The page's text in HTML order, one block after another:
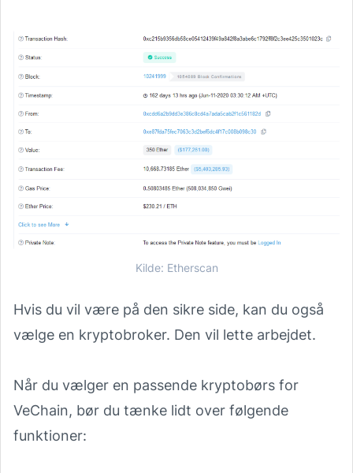
Kilde: Etherscan
Hvis du vil være på den sikre side, kan du også
vælge en kryptobroker. Den vil lette arbejdet.
Når du vælger en passende kryptobørs for
VeChain, bør du tænke lidt over følgende
funktioner: